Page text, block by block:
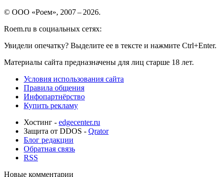
© ООО «Роем», 2007 – 2026.
Roem.ru в социальных сетях:
Увидели опечатку? Выделите ее в тексте и нажмите Ctrl+Enter.
Материалы сайта предназначены для лиц старше 18 лет.
Условия использования сайта
Правила общения
Инфопартнёрство
Купить рекламу
Хостинг - edgecenter.ru
Защита от DDOS - Qrator
Блог редакции
Обратная связь
RSS
Новые комментарии